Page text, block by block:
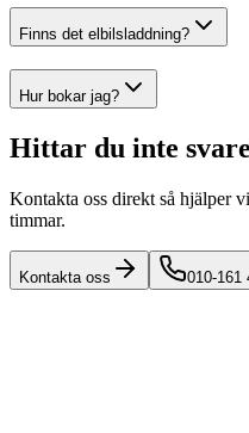
Finns det elbilsladdning?
Hur bokar jag?
Hittar du inte
Kontakta oss direkt så hjälper
timmar.
Kontakta oss 010-161